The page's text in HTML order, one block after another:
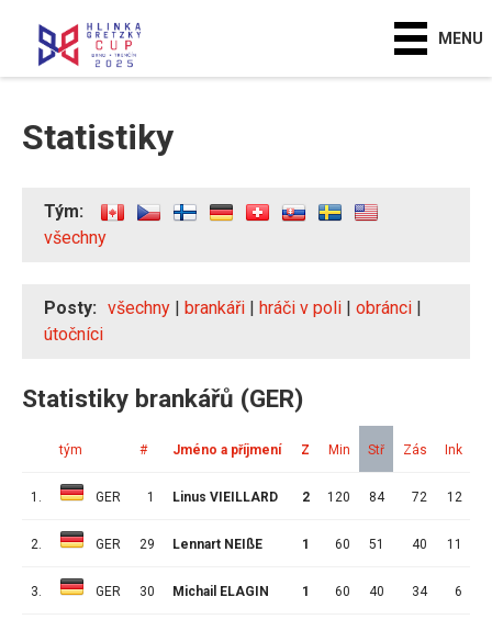
MENU
Statistiky
Tým:
všechny
Posty: všechny | brankáři | hráči v poli | obránci |
útočníci
Statistiky brankářů (GER)
tým # Jméno a příjmení Z Min Stř Zás Ink
1. GER 1 Linus VIEILLARD 2 120 84 72 12
2. GER 29 Lennart NEIßE 1 60 51 40 11
3. GER 30 Michail ELAGIN 1 60 40 34 6